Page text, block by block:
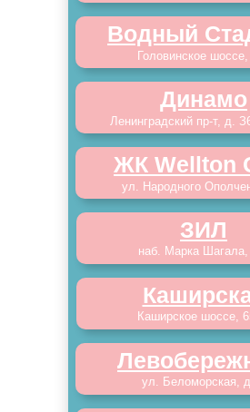
Водный
Головинское
Каширское шоссе,
ул. Беломорская,
ЗИЛ
наб. Марка Шагала,
Динамо
Ленинградский пр-т, д.
ЖК Wellton
ул. Народного